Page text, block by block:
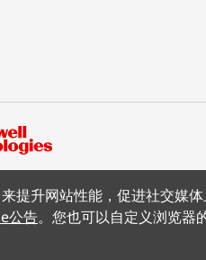
提升网站性能，促进社交媒
公告。您也可以自定义浏览器
尔（中国）有限公司